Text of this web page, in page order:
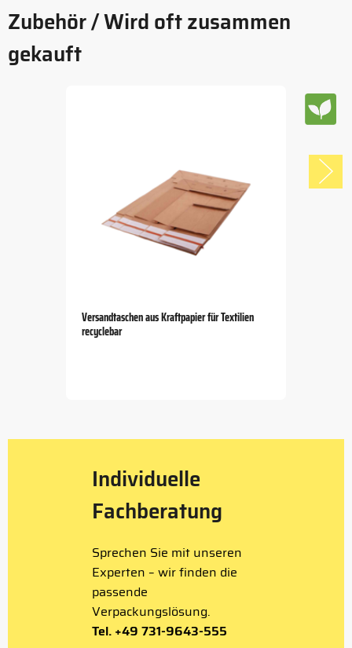
Zubehör / Wird oft zusammen
gekauft
Versandtaschen aus Kraftpapier für Textilien
recyclebar
Individuelle
Fachberatung
Sprechen Sie mit unseren
Experten – wir finden die
passende
Verpackungslösung.
Tel. +49 731-9643-555